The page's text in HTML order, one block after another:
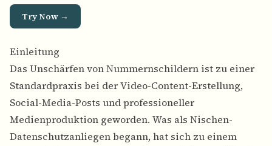
Try Now →
Einleitung
Das Unschärfen von Nummernschildern ist zu einer
Standardpraxis bei der Video-Content-Erstellung,
Social-Media-Posts und professioneller
Medienproduktion geworden. Was als Nischen-
Datenschutzanliegen begann, hat sich zu einem